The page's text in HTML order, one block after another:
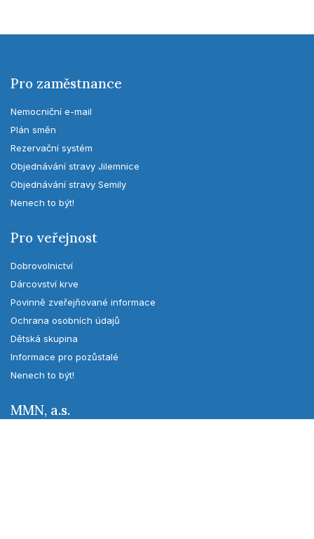
Pro zaměstnance
Nemocniční e-mail
Plán směn
Rezervační systém
Objednávání stravy Jilemnice
Objednávání stravy Semily
Nenech to být!
Pro veřejnost
Dobrovolnictví
Dárcovství krve
Povinně zveřejňované informace
Ochrana osobních údajů
Dětská skupina
Informace pro pozůstalé
Nenech to být!
MMN, a.s.